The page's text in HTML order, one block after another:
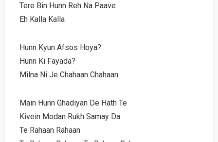
Tere Bin Hunn Reh Na Paave
Eh Kalla Kalla
Hunn Kyun Afsos Hoya?
Hunn Ki Fayada?
Milna Ni Je Chahaan Chahaan
Main Hunn Ghadiyan De Hath Te
Kivein Modan Rukh Samay Da
Te Rahaan Rahaan